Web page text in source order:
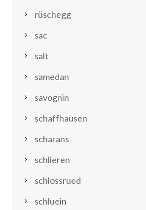
rüschegg
sac
salt
samedan
savognin
schaffhausen
scharans
schlieren
schlossrued
schluein